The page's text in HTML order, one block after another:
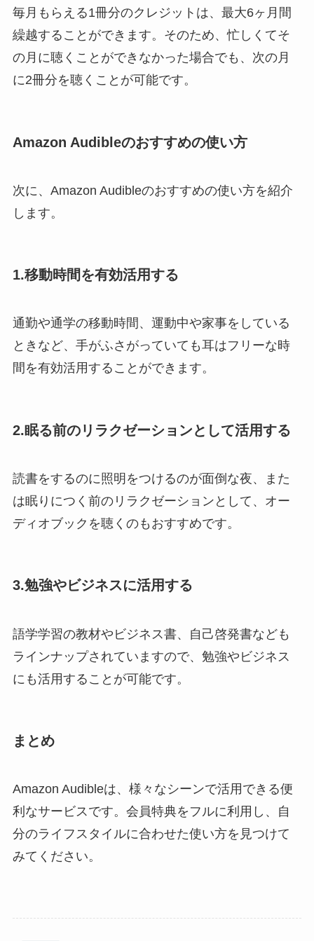
毎月もらえる1冊分のクレジットは、最大6ヶ月間
繰越することができます。そのため、忙しくてそ
の月に聴くことができなかった場合でも、次の月
に2冊分を聴くことが可能です。
Amazon Audibleのおすすめの使い方
次に、Amazon Audibleのおすすめの使い方を紹介
します。
1.移動時間を有効活用する
通勤や通学の移動時間、運動中や家事をしている
ときなど、手がふさがっていても耳はフリーな時
間を有効活用することができます。
2.眠る前のリラクゼーションとして活用する
読書をするのに照明をつけるのが面倒な夜、また
は眠りにつく前のリラクゼーションとして、オー
ディオブックを聴くのもおすすめです。
3.勉強やビジネスに活用する
語学学習の教材やビジネス書、自己啓発書なども
ラインナップされていますので、勉強やビジネス
にも活用することが可能です。
まとめ
Amazon Audibleは、様々なシーンで活用できる便
利なサービスです。会員特典をフルに利用し、自
分のライフスタイルに合わせた使い方を見つけて
みてください。